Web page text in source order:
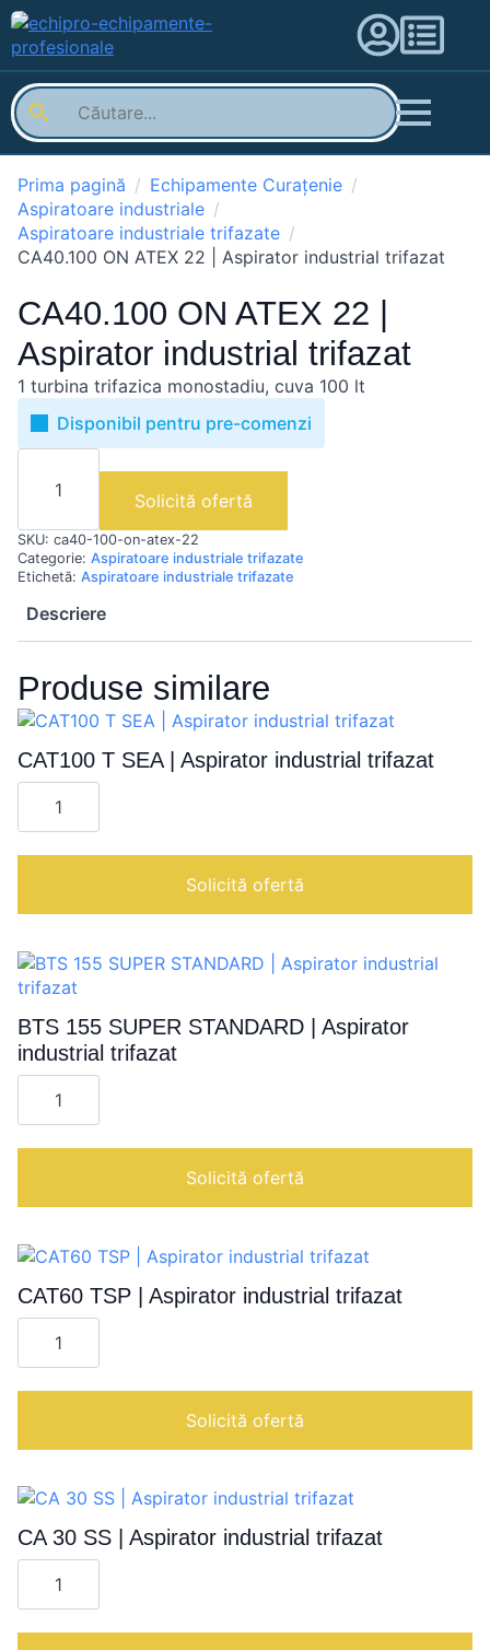
Prima pagină
Echipamente Curațenie
Aspiratoare industriale
Aspiratoare industriale trifazate
CA40.100 ON ATEX 22 | Aspirator industrial trifazat
CA40.100 ON ATEX 22 |
Aspirator industrial trifazat
1 turbina trifazica monostadiu, cuva 100 lt
Disponibil pentru pre-comenzi
Cantitate
22
|
Aspirator
industrial
Solicită ofertă
SKU: ca40-100-on-atex-22
Categorie: Aspiratoare industriale trifazate
Etichetă: Aspiratoare industriale trifazate
Descriere
Produse similare
CAT100 T SEA | Aspirator industrial trifazat
Cantitate
CAT100
|
trifazat
Solicită ofertă
BTS 155 SUPER STANDARD | Aspirator
industrial trifazat
Cantitate
STANDARD
industrial
Solicită ofertă
CAT60 TSP | Aspirator industrial trifazat
Cantitate
CAT60
Aspirator
Solicită ofertă
CA 30 SS | Aspirator industrial trifazat
Cantitate
30
|